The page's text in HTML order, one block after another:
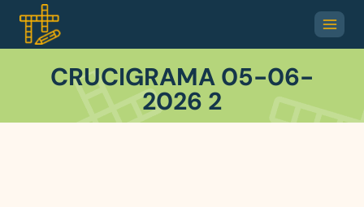
CRUCIGRAMA 05-06-
2026 2